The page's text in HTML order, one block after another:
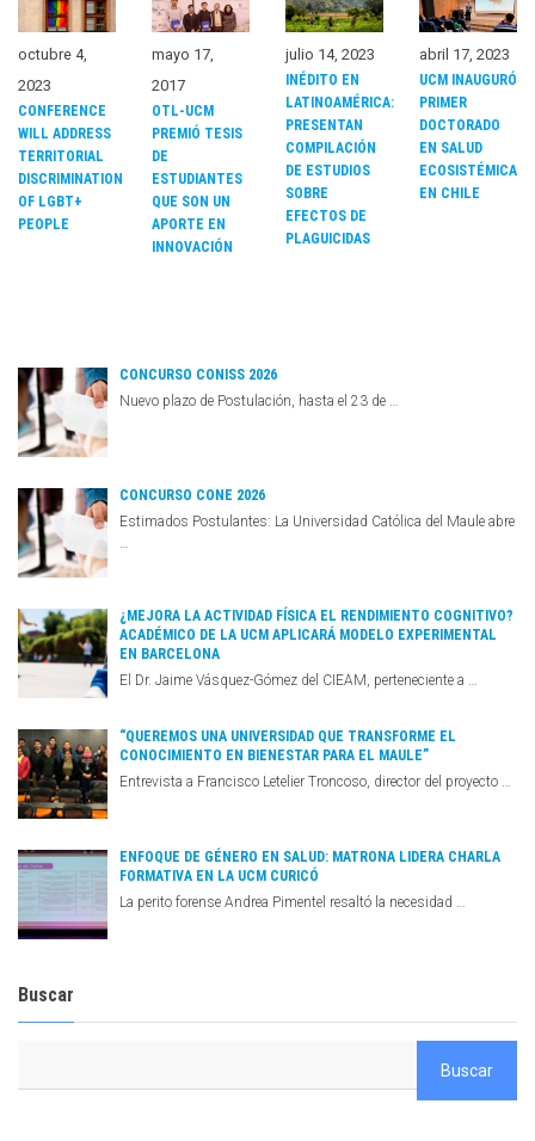
octubre 4,
2023
CONFERENCE
WILL ADDRESS
TERRITORIAL
DISCRIMINATION
OF LGBT+
PEOPLE
mayo 17,
2017
OTL-UCM
PREMIÓ TESIS
DE
ESTUDIANTES
QUE SON UN
APORTE EN
INNOVACIÓN
julio 14, 2023
INÉDITO EN
LATINOAMÉRICA:
PRESENTAN
COMPILACIÓN
DE ESTUDIOS
SOBRE
EFECTOS DE
PLAGUICIDAS
abril 17, 2023
UCM INAUGURÓ
PRIMER
DOCTORADO
EN SALUD
ECOSISTÉMICA
EN CHILE
CONCURSO CONISS 2026
Nuevo plazo de Postulación, hasta el 23 de …
CONCURSO CONE 2026
Estimados Postulantes: La Universidad Católica del Maule abre
…
¿MEJORA LA ACTIVIDAD FÍSICA EL RENDIMIENTO COGNITIVO?
ACADÉMICO DE LA UCM APLICARÁ MODELO EXPERIMENTAL
EN BARCELONA
El Dr. Jaime Vásquez-Gómez del CIEAM, perteneciente a …
“QUEREMOS UNA UNIVERSIDAD QUE TRANSFORME EL
CONOCIMIENTO EN BIENESTAR PARA EL MAULE”
Entrevista a Francisco Letelier Troncoso, director del proyecto …
ENFOQUE DE GÉNERO EN SALUD: MATRONA LIDERA CHARLA
FORMATIVA EN LA UCM CURICÓ
La perito forense Andrea Pimentel resaltó la necesidad …
Buscar